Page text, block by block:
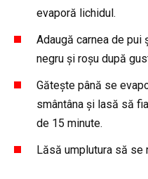
evaporă lichidul.
Adaugă carnea de pui
negru și roșu după
Gătește până se
smântâna și lasă să
de 15 minute.
Lăsă umplutura să se